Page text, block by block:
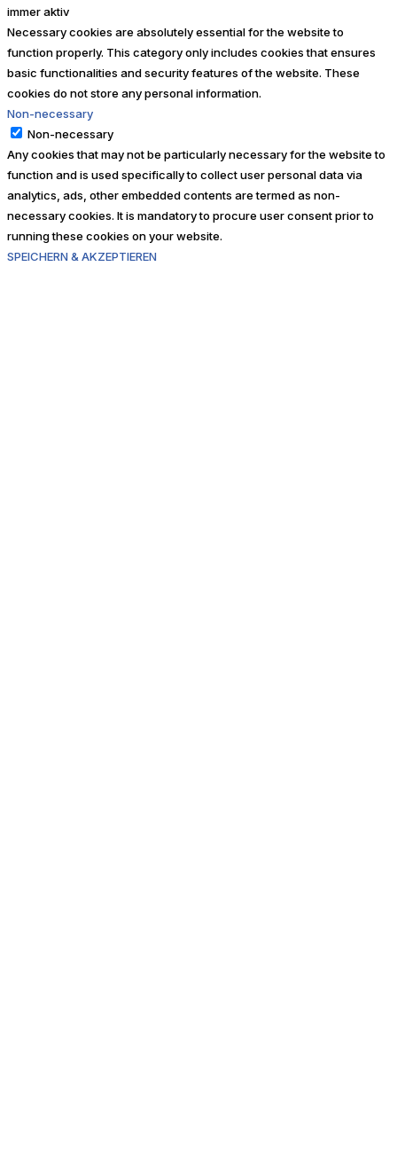
immer aktiv
Necessary cookies are absolutely essential for the website to
function properly. This category only includes cookies that ensures
basic functionalities and security features of the website. These
cookies do not store any personal information.
Non-necessary
Non-necessary
Any cookies that may not be particularly necessary for the website to
function and is used specifically to collect user personal data via
analytics, ads, other embedded contents are termed as non-
necessary cookies. It is mandatory to procure user consent prior to
running these cookies on your website.
SPEICHERN & AKZEPTIEREN